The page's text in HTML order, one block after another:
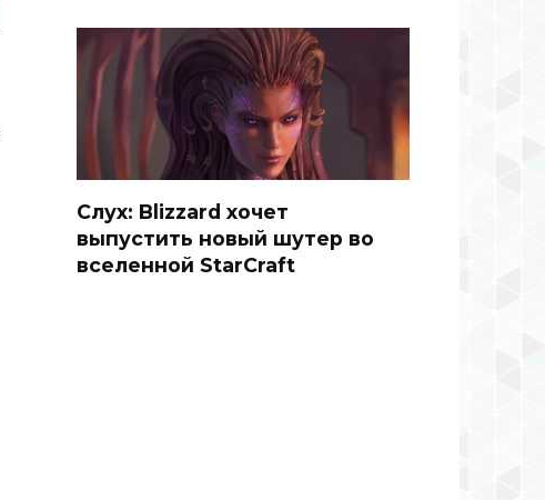
Слух: Blizzard хочет
выпустить новый шутер во
вселенной StarCraft